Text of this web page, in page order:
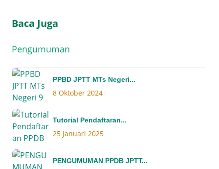
Baca Juga
Pengumuman
PPBD JPTT MTs Negeri...
8 Oktober 2024
Tutorial Pendaftaran...
25 Januari 2025
PENGUMUMAN PPDB JPTT...